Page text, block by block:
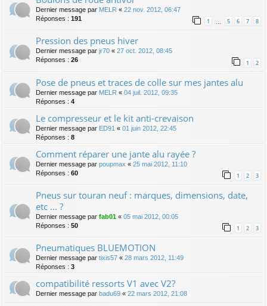
Dernier message par MELR « 22 nov. 2012, 06:47
Réponses : 191 1 … 5 6 7 8
Pression des pneus hiver
Dernier message par jr70 « 27 oct. 2012, 08:45
Réponses : 26 1 2
Pose de pneus et traces de colle sur mes jantes alu
Dernier message par MELR « 04 juil. 2012, 09:35
Réponses : 4
Le compresseur et le kit anti-crevaison
Dernier message par ED91 « 01 juin 2012, 22:45
Réponses : 8
Comment réparer une jante alu rayée ?
Dernier message par poupmax « 25 mai 2012, 11:10
Réponses : 60 1 2 3
Pneus sur touran neuf : marques, dimensions, date,
etc ... ?
Dernier message par fab01 « 05 mai 2012, 00:05
Réponses : 50 1 2 3
Pneumatiques BLUEMOTION
Dernier message par tixis57 « 28 mars 2012, 11:49
Réponses : 3
compatibilité ressorts V1 avec V2?
Dernier message par badu69 « 22 mars 2012, 21:08